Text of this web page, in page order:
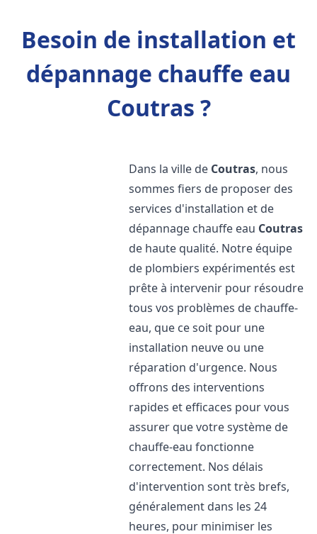
Besoin de installation et
dépannage chauffe eau
Coutras ?
Dans la ville de Coutras, nous
sommes fiers de proposer des
services d'installation et de
dépannage chauffe eau Coutras
de haute qualité. Notre équipe
de plombiers expérimentés est
prête à intervenir pour résoudre
tous vos problèmes de chauffe-
eau, que ce soit pour une
installation neuve ou une
réparation d'urgence. Nous
offrons des interventions
rapides et efficaces pour vous
assurer que votre système de
chauffe-eau fonctionne
correctement. Nos délais
d'intervention sont très brefs,
généralement dans les 24
heures, pour minimiser les